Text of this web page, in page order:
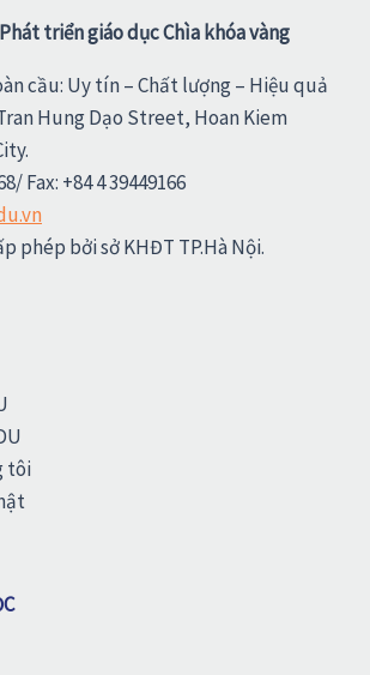
triển giáo dục Chìa khóa vàng
cầu: Uy tín – Chất lượng – Hiệu quả
Hung Dạo Street, Hoan Kiem
Fax: +84 4 39449166
phép bởi sở KHĐT TP.Hà Nội.
tôi